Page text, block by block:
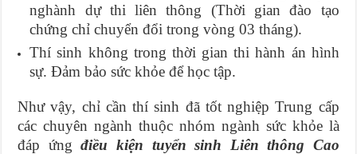
nghành dự thi liên thông (Thời gian đào tạo
chứng chỉ chuyển đổi trong vòng 03 tháng).
Thí sinh không trong thời gian thi hành án hình
sự. Đảm bảo sức khỏe để học tập.
Như vậy, chỉ cần thí sinh đã tốt nghiệp Trung cấp
các chuyên ngành thuộc nhóm ngành sức khỏe là
đáp ứngđiều kiện tuyển sinh Liên thông Cao